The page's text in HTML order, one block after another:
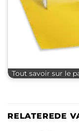
Tout savoir sur le
RELATEREDE